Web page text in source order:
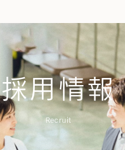
採用情報
Recruit